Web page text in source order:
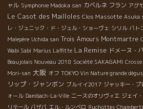
ャル Symphonie Madoka san カベルネ フラン アグ
Le Casot des Mailloles Clos Massotte Asuka
レ・ジュニック・ド・ジュル・ショーヴェ シリル バト
Malepère Uchida san Trois Amours Montmartre
Wabi Sabi Marius Laffitte La Remise ドメーヌ・
Beaujolais Nouveau 2018 Société SAKAGAMI
Mori-san 大阪 オフ TOKYO Vin Nature grande
リップ・ジャンボン ブルイイ2017 ジャッキー・プ
ォール Dambach-La-Ville ニースのオリヴィエ ジェイ
リテール パザパ エル・ルンベロ Ruchottes